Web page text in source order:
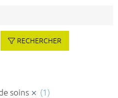
RECHERCHER
soins (1)